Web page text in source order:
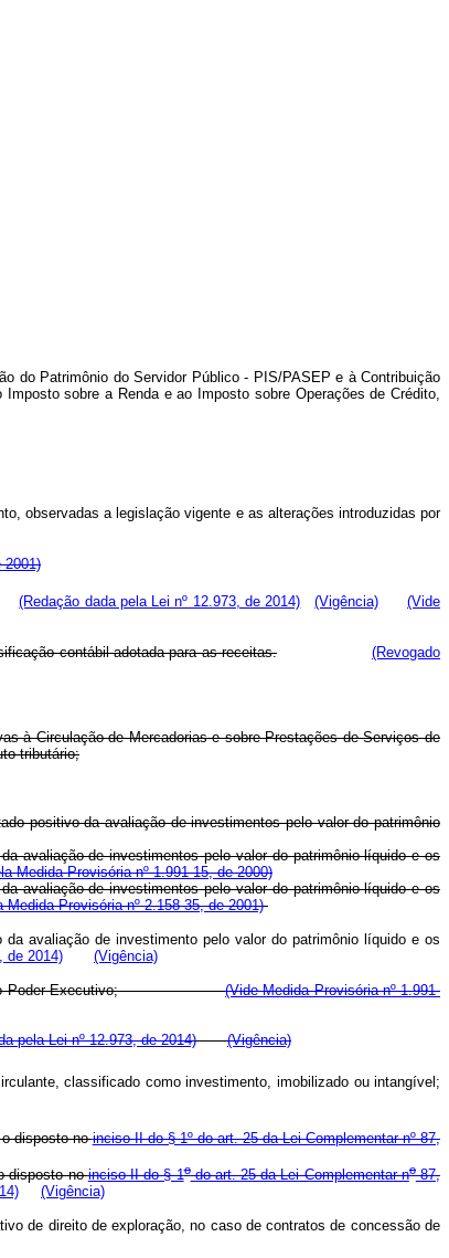
do Patrimônio do Servidor Público - PIS/PASEP e à Contribuição
Imposto sobre a Renda e ao Imposto sobre Operações de Crédito,
observadas a legislação vigente e as alterações introduzidas por
2001)
(Redação dada pela Lei nº 12.973, de 2014) (Vigência)
(Vide
contábil adotada para as receitas.
(Revogado
à Circulação de Mercadorias e sobre Prestações de Serviços de
tributário;
positivo da avaliação de investimentos pelo valor do patrimônio
avaliação de investimentos pelo valor do patrimônio líquido e os
Medida Provisória nº 1.991-15, de 2000)
avaliação de investimentos pelo valor do patrimônio líquido e os
Medida Provisória nº 2.158-35, de 2001)
avaliação de investimento pelo valor do patrimônio líquido e os
de 2014) (Vigência)
pelo Poder Executivo;(Vide Medida Provisória nº 1.991-
pela Lei nº 12.973, de 2014) (Vigência)
classificado como investimento, imobilizado ou intangível;
o disposto noinciso II do § 1º do art. 25 da Lei Complementar nº 87,
disposto noinciso II do § 1odo art. 25 da Lei Complementar no87,
(Vigência)
de direito de exploração, no caso de contratos de concessão de